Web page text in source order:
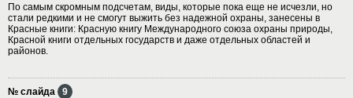
По самым скромным подсчетам, виды, которые пока еще не исчезли, но
стали редкими и не смогут выжить без надежной охраны, занесены в
Красные книги: Красную книгу Международного союза охраны природы,
Красной книги отдельных государств и даже отдельных областей и
районов.
№ слайда 9